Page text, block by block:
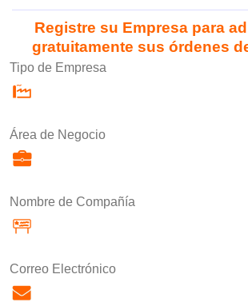
Registre su Empresa para
gratuitamente sus órdenes
Tipo de Empresa
Área de Negocio
Nombre de Compañía
Correo Electrónico